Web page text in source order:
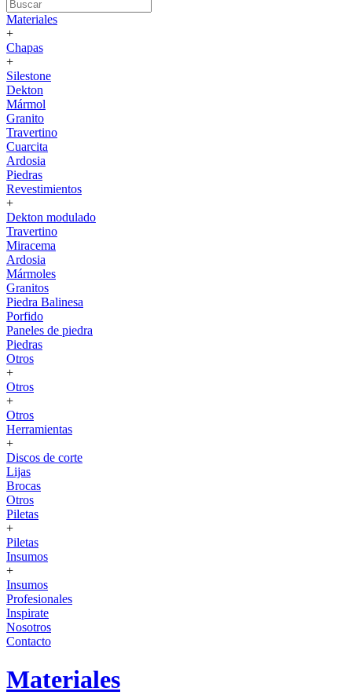
Materiales
+
Chapas
+
Silestone
Dekton
Mármol
Granito
Travertino
Cuarcita
Ardosia
Piedras
Revestimientos
+
Dekton modulado
Travertino
Miracema
Ardosia
Mármoles
Granitos
Piedra Balinesa
Porfido
Paneles de piedra
Piedras
Otros
+
Otros
+
Otros
Herramientas
+
Discos de corte
Lijas
Brocas
Otros
Piletas
+
Piletas
Insumos
+
Insumos
Profesionales
Inspirate
Nosotros
Contacto
Materiales